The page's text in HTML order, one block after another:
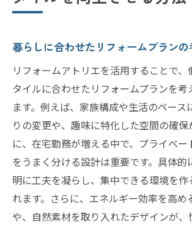
暮らしに合わせたリフォームプランの
リフォームアトリエを活用することで、
タイルに合わせたリフォームプランを考
ます。例えば、家族構成や生活のペース
りの変更や、趣味に特化した空間の確保
に、在宅勤務が増える中で、プライベー
をうまく分ける設計は重要です。具体的
明に工夫を凝らし、集中できる環境を作
れます。さらに、エネルギー効率を高め
や、自然素材を取り入れたデザインが